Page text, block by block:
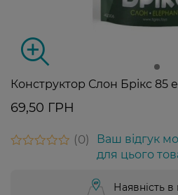
Конструктор Слон Брікс 85
69,50 ГРН
0
Ваш відгук
для цього
Наявність в